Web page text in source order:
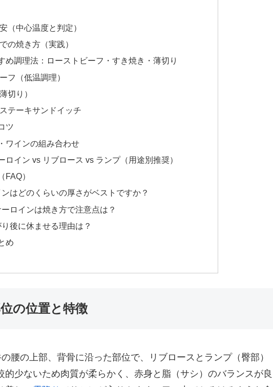
（中心温度と判定）
の焼き方（実践）
め調理法：ローストビーフ・すき焼き・薄切り
フ（低温調理）
切り）
テーキサンドイッチ
ツ
ワインの組み合わせ
ロイン vs リブロース vs ランプ（用途別推奨）
FAQ）
はどのくらいの厚さがベストですか？
ロインは焼き方で注意点は？
後に休ませる理由は？
め
の位置と特徴
腰の上部、背骨に沿った部位で、リブロースとランプ（臀部）
少ないため肉質が柔らかく、赤身と脂（サシ）のバランスが良